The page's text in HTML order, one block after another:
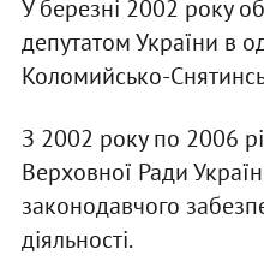
У березні 2002 року
депутатом України в
Коломийсько-
З 2002 року по 2006
Верховної Ради
законодавчого
діяльності.